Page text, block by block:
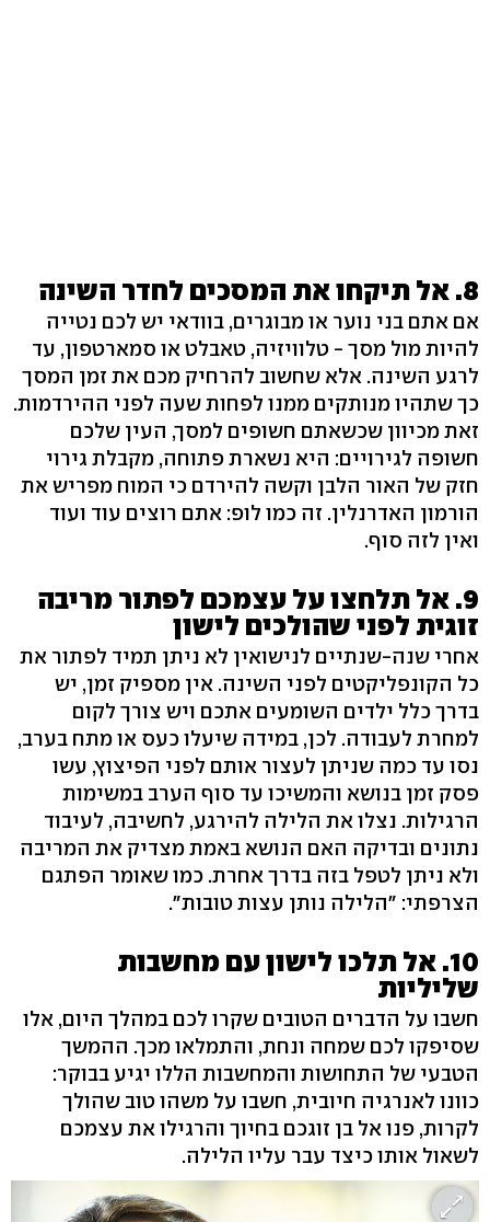
8. אל תיקחו את המסכים לחדר השינה
אם אתם בני נוער או מבוגרים, בוודאי יש לכם נטייה
להיות מול מסך - טלוויזיה, טאבלט או סמארטפון, עד
לרגע השינה. אלא שחשוב להרחיק מכם את זמן המסך
כך שתהיו מנותקים ממנו לפחות שעה לפני ההירדמות.
זאת מכיוון שכשאתם חשופים למסך, העין שלכם
חשופה לגירויים: היא נשארת פתוחה, מקבלת גירוי
חזק של האור הלבן וקשה להירדם כי המוח מפריש את
הורמון האדרנלין. זה כמו לופ: אתם רוצים עוד ועוד
ואין לזה סוף.
9. אל תלחצו על עצמכם לפתור מריבה
זוגית לפני שהולכים לישון
אחרי שנה-שנתיים לנישואין לא ניתן תמיד לפתור את
כל הקונפליקטים לפני השינה. אין מספיק זמן, יש
בדרך כלל ילדים השומעים אתכם ויש צורך לקום
למחרת לעבודה. לכן, במידה שיעלו כעס או מתח בערב,
נסו עד כמה שניתן לעצור אותם לפני הפיצוץ, עשו
פסק זמן בנושא והמשיכו עד סוף הערב במשימות
הרגילות. נצלו את הלילה להירגע, לחשיבה, לעיבוד
נתונים ובדיקה האם הנושא באמת מצדיק את המריבה
ולא ניתן לטפל בזה בדרך אחרת. כמו שאומר הפתגם
הצרפתי: "הלילה נותן עצות טובות".
10. אל תלכו לישון עם מחשבות
שליליות
חשבו על הדברים הטובים שקרו לכם במהלך היום, אלו
שסיפקו לכם שמחה ונחת, והתמלאו מכך. ההמשך
הטבעי של התחושות והמחשבות הללו יגיע בבוקר:
כוונו לאנרגיה חיובית, חשבו על משהו טוב שהולך
לקרות, פנו אל בן זוגכם בחיוך והרגילו את עצמכם
לשאול אותו כיצד עבר עליו הלילה.